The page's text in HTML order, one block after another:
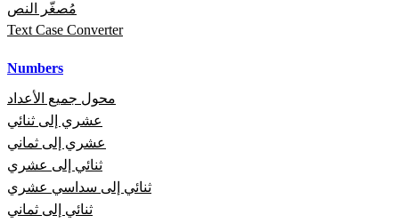
مُصغّر النص
Text Case Converter
Numbers
محول جميع الأعداد
عشري إلى ثنائي
عشري إلى ثماني
ثنائي إلى عشري
ثنائي إلى سداسي عشري
ثنائي إلى ثماني